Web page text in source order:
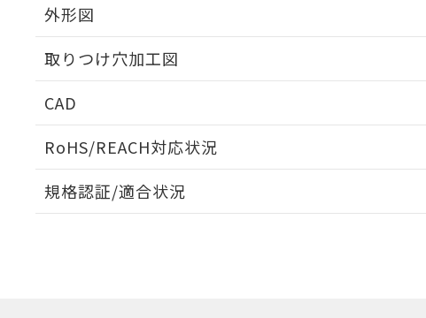
外形図
取りつけ穴加工図
CAD
RoHS/REACH対応状況
EU RoHS 注意事項・凡例
規格認証/適合状況